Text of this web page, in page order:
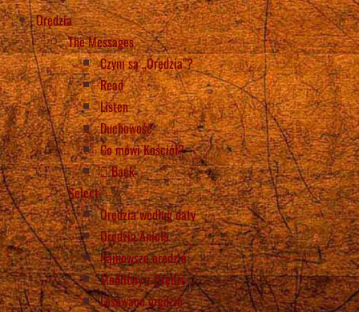
Orędzia
The Messages
Czym są „Orędzia”?
Read
Listen
Duchowość
Co mówi Kościół?
Back
Select
Orędzia według daty
Orędzia Anioła
Najnowsze orędzia
Modlitwy z Orędzi
Losowane orędzie